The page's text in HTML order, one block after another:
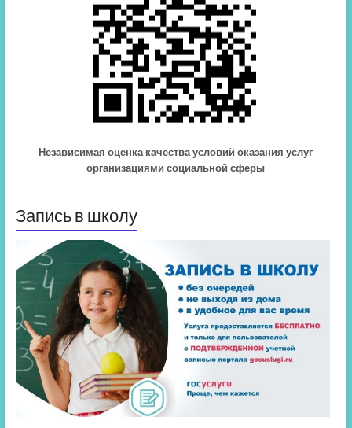
Независимая оценка качества условий оказания услуг
организациями социальной сферы
Запись в школу